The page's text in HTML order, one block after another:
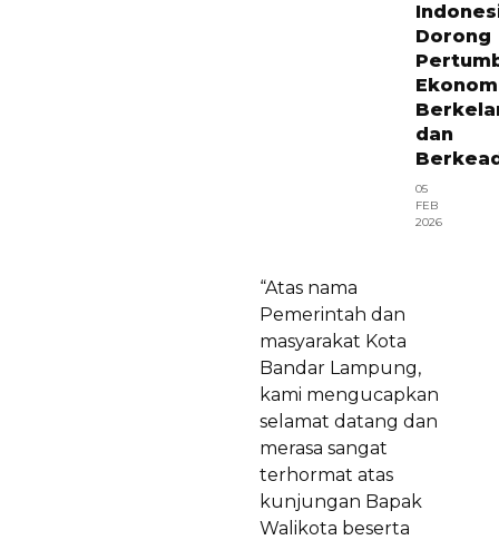
Dorong
dan
05
FEB
2026
“Atas nama
Pemerintah dan
masyarakat Kota
Bandar Lampung,
kami mengucapkan
selamat datang dan
merasa sangat
terhormat atas
kunjungan Bapak
Walikota beserta